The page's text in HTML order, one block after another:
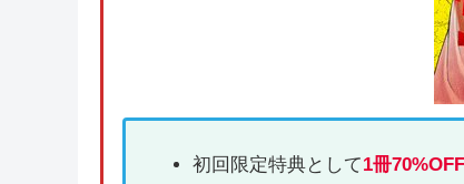
初回限定特典として1冊